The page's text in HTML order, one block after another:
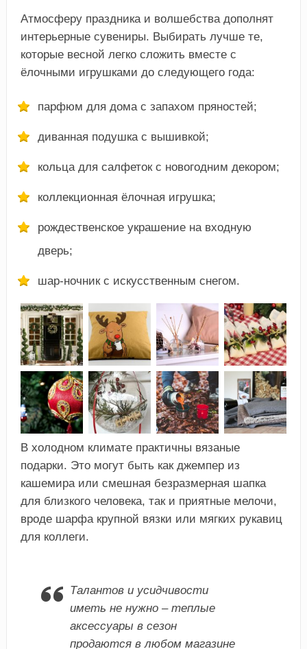
Атмосферу праздника и волшебства дополнят
интерьерные сувениры. Выбирать лучше те,
которые весной легко сложить вместе с
ёлочными игрушками до следующего года:
парфюм для дома с запахом пряностей;
диванная подушка с вышивкой;
кольца для салфеток с новогодним декором;
коллекционная ёлочная игрушка;
рождественское украшение на входную
дверь;
шар-ночник с искусственным снегом.
В холодном климате практичны вязаные
подарки. Это могут быть как джемпер из
кашемира или смешная безразмерная шапка
для близкого человека, так и приятные мелочи,
вроде шарфа крупной вязки или мягких рукавиц
для коллеги.
Талантов и усидчивости
иметь не нужно – теплые
аксессуары в сезон
продаются в любом магазине